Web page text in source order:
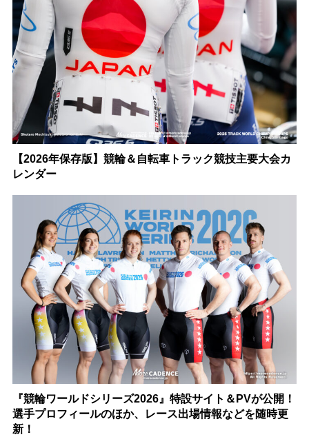
【2026年保存版】競輪＆自転車トラック競技主要大会カ
レンダー
『競輪ワールドシリーズ2026』特設サイト＆PVが公開！
選手プロフィールのほか、レース出場情報などを随時更
新！